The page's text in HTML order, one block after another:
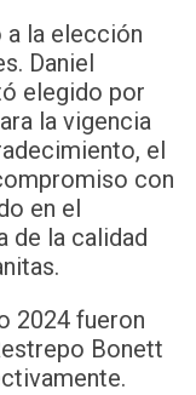
a la elección
Daniel
elegido por
la vigencia
el
con
en el
de la calidad
2024 fueron
Bonett